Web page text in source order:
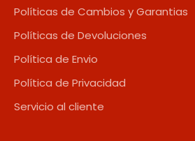
Políticas de Cambios y Garantias
Políticas de Devoluciones
Política de Envio
Política de Privacidad
Servicio al cliente